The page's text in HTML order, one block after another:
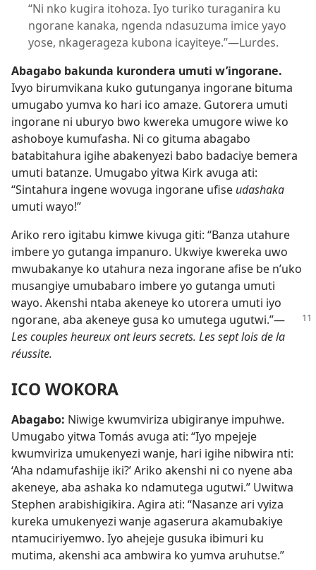
“Ni nko kugira itohoza. Iyo turiko turaganira ku
ngorane kanaka, ngenda ndasuzuma imice yayo
yose, nkagerageza kubona icayiteye.”—Lurdes.
Abagabo bakunda kurondera umuti w’ingorane.
Ivyo birumvikana kuko gutunganya ingorane bituma
umugabo yumva ko hari ico amaze. Gutorera umuti
ingorane ni uburyo bwo kwereka umugore wiwe ko
ashoboye kumufasha. Ni co gituma abagabo
batabitahura igihe abakenyezi babo badaciye bemera
umuti batanze. Umugabo yitwa Kirk avuga ati:
“Sintahura ingene wovuga ingorane ufise udashaka
umuti wayo!”
Ariko rero igitabu kimwe kivuga giti: “Banza utahure
imbere yo gutanga impanuro. Ukwiye kwereka uwo
mwubakanye ko utahura neza ingorane afise be n’uko
musangiye umubabaro imbere yo gutanga umuti
wayo. Akenshi ntaba akeneye ko utorera umuti iyo
ngorane, aba akeneye gusa ko umutega ugutwi.”—
Les couples heureux ont leurs secrets. Les sept lois de la
réussite.
ICO WOKORA
Abagabo: Niwige kwumviriza ubigiranye impuhwe.
Umugabo yitwa Tomás avuga ati: “Iyo mpejeje
kwumviriza umukenyezi wanje, hari igihe nibwira nti:
‘Aha ndamufashije iki?’ Ariko akenshi ni co nyene aba
akeneye, aba ashaka ko ndamutega ugutwi.” Uwitwa
Stephen arabishigikira. Agira ati: “Nasanze ari vyiza
kureka umukenyezi wanje agaserura akamubakiye
ntamuciriyemwo. Iyo ahejeje gusuka ibimuri ku
mutima, akenshi aca ambwira ko yumva aruhutse.”